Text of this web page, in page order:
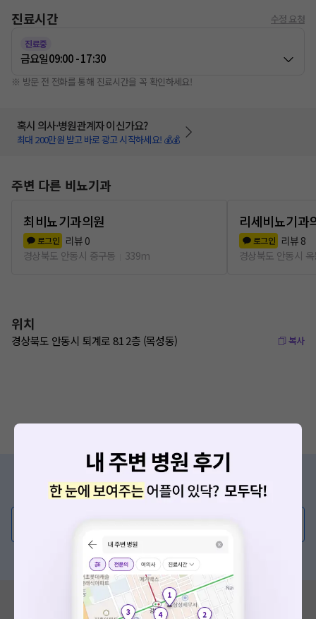
진료시간 수정 요청
진료중
금요일09:00 - 17:30
※ 방문 전 전화를 통해 진료시간을 꼭 확인하세요!
혹시 의사·병원관계자 이신가요?
최대 200만원 받고 바로 광고 시작하세요! 💰💰
주변 다른 비뇨기과
최비뇨기과의원
로그인 리뷰 0
경상북도 안동시 중구동
339m
리세비뇨기과
로그인 리뷰 8
경상북도 안동시
위치
경상북도 안동시 퇴계로 81 2층 (목성동) 복사
증상/치료, 궁금한 점이 있나요?
의사가 직접 답해드려요!
혹은, 의료상담 서비스에 다양한 게시글 보러가기
혹시 잘못된 병원정보가 있나요?
모두닥 팀에 알려주세요!